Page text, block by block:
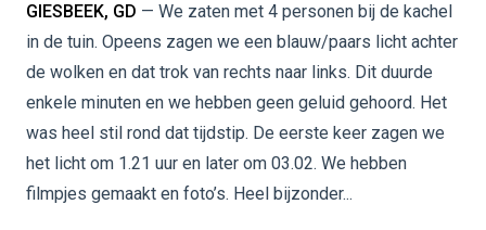
GIESBEEK, GD — We zaten met 4 personen bij de kachel
in de tuin. Opeens zagen we een blauw/paars licht achter
de wolken en dat trok van rechts naar links. Dit duurde
enkele minuten en we hebben geen geluid gehoord. Het
was heel stil rond dat tijdstip. De eerste keer zagen we
het licht om 1.21 uur en later om 03.02. We hebben
filmpjes gemaakt en foto’s. Heel bijzonder...